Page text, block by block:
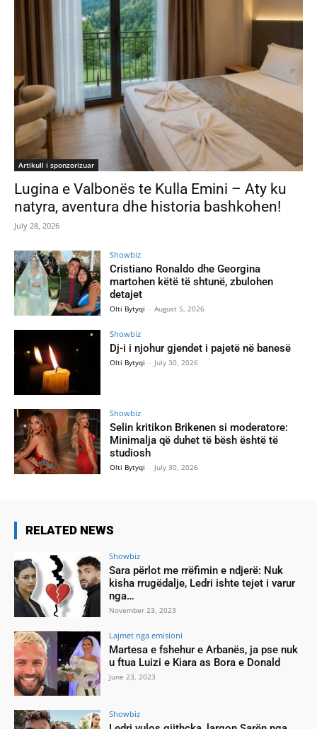
Artikull i sponzorizuar
Lugina e Valbonës te Kulla Emini – Aty ku
natyra, aventura dhe historia bashkohen!
July 28, 2026
Showbiz
Cristiano Ronaldo dhe Georgina
martohen këtë të shtunë, zbulohen
detajet
Olti Bytyqi - August 5, 2026
Showbiz
Dj-i i njohur gjendet i pajetë në banesë
Olti Bytyqi - July 30, 2026
Showbiz
Selin kritikon Brikenen si moderatore:
Minimalja që duhet të bësh është të
studiosh
Olti Bytyqi - July 30, 2026
RELATED NEWS
Showbiz
Sara përlot me rrëfimin e ndjerë: Nuk
kisha rrugëdalje, Ledri ishte tejet i varur
nga…
November 23, 2023
Lajmet nga emisioni
Martesa e fshehur e Arbanës, ja pse nuk
u ftua Luizi e Kiara as Bora e Donald
June 23, 2023
Showbiz